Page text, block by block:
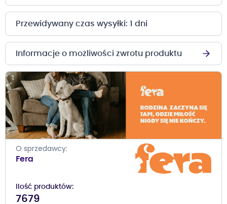
Przewidywany czas wysyłki: 1 dni
Informacje o możliwości zwrotu produktu
O sprzedawcy
Fera
Ilość produktów
7679